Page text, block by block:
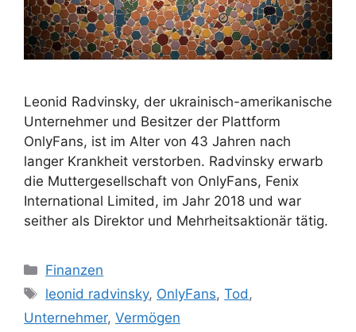
Leonid Radvinsky, der ukrainisch-amerikanische
Unternehmer und Besitzer der Plattform
OnlyFans, ist im Alter von 43 Jahren nach
langer Krankheit verstorben. Radvinsky erwarb
die Muttergesellschaft von OnlyFans, Fenix
International Limited, im Jahr 2018 und war
seither als Direktor und Mehrheitsaktionär tätig.
Kategorien
Finanzen
Schlagwörter
leonid radvinsky, OnlyFans,Tod ,
Unternehmer, Vermögen